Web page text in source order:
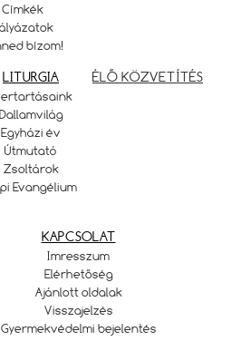
Címkék
bízom!
LITURGIA
Dallamvilág
Egyházi év
Útmutató
Zsoltárok
Evangélium
ÉLŐ KÖZVETÍTÉS
KAPCSOLAT
Imresszum
Elérhetőség
Ajánlott oldalak
Visszajelzés
Gyermekvédelmi bejelentés